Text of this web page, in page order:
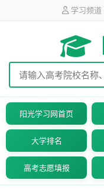
学习频道
阳光学习网首页
大学排名
高考志愿填报